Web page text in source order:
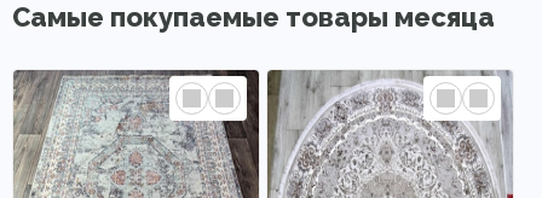
Самые покупаемые товары месяца